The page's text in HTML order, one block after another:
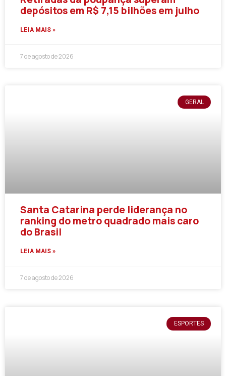
depósitos em R$ 7,15 bilhões em julho
LEIA MAIS »
7 de agosto de 2026
GERAL
Santa Catarina perde liderança no
ranking do metro quadrado mais caro
do Brasil
LEIA MAIS »
7 de agosto de 2026
ESPORTES